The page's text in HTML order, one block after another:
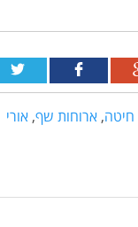
חיטה, ארוחות שף, אורי